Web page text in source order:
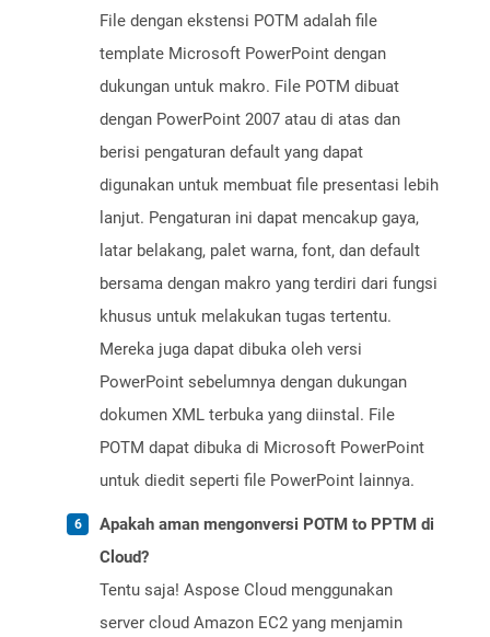
File dengan ekstensi POTM adalah file
template Microsoft PowerPoint dengan
dukungan untuk makro. File POTM dibuat
dengan PowerPoint 2007 atau di atas dan
berisi pengaturan default yang dapat
digunakan untuk membuat file presentasi lebih
lanjut. Pengaturan ini dapat mencakup gaya,
latar belakang, palet warna, font, dan default
bersama dengan makro yang terdiri dari fungsi
khusus untuk melakukan tugas tertentu.
Mereka juga dapat dibuka oleh versi
PowerPoint sebelumnya dengan dukungan
dokumen XML terbuka yang diinstal. File
POTM dapat dibuka di Microsoft PowerPoint
untuk diedit seperti file PowerPoint lainnya.
Apakah aman mengonversi POTM to PPTM di
Cloud?
Tentu saja! Aspose Cloud menggunakan
server cloud Amazon EC2 yang menjamin